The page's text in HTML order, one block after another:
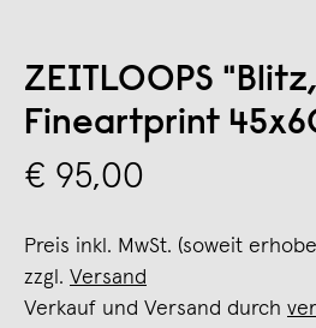
ZEITLOOPS
Fineartprint
€ 95,00
Preis inkl. MwSt. (soweit
zzgl. Versand
Verkauf und Versand durch